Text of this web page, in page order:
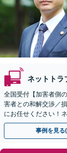
ネットトラ
全国受付【加害者側
害者との和解交渉／
にお任せください！
代表弁護士が最後ま
事例を見る